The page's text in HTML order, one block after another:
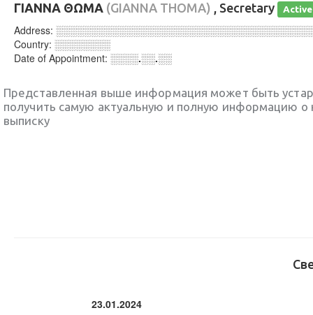
ΓΙΑΝΝΑ ΘΩΜΑ (GIANNA THOMA) , Secretary Active
Address:
Country: ░░░░░░░░
Date of Appointment: ░░░░.░░.░░
Представленная выше информация может быть
получить самую актуальную и полную информацию о
выписку
23.01.2024